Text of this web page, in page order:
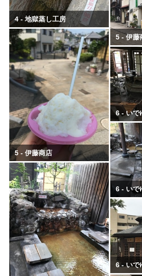
4 - 地獄蒸し工房
5 - 伊藤
5 - 伊藤商店
6 - いで
6 - いで
6 - いで